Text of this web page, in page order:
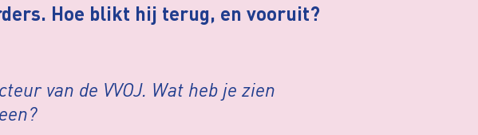
Hoe blikt hij terug, en vooruit?
van de VVOJ. Wat heb je zien